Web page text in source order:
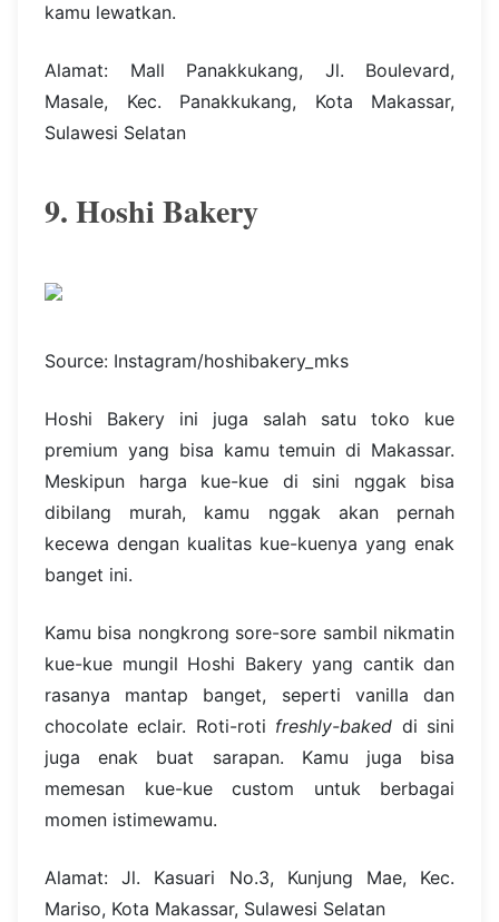
kamu lewatkan.
Alamat: Mall Panakkukang, Jl. Boulevard,
Masale, Kec. Panakkukang, Kota Makassar,
Sulawesi Selatan
9. Hoshi Bakery
Source: Instagram/hoshibakery_mks
Hoshi Bakery ini juga salah satu toko kue
premium yang bisa kamu temuin di Makassar.
Meskipun harga kue-kue di sini nggak bisa
dibilang murah, kamu nggak akan pernah
kecewa dengan kualitas kue-kuenya yang enak
banget ini.
Kamu bisa nongkrong sore-sore sambil nikmatin
kue-kue mungil Hoshi Bakery yang cantik dan
rasanya mantap banget, seperti vanilla dan
chocolate eclair. Roti-roti freshly-baked di sini
juga enak buat sarapan. Kamu juga bisa
memesan kue-kue custom untuk berbagai
momen istimewamu.
Alamat: Jl. Kasuari No.3, Kunjung Mae, Kec.
Mariso, Kota Makassar, Sulawesi Selatan